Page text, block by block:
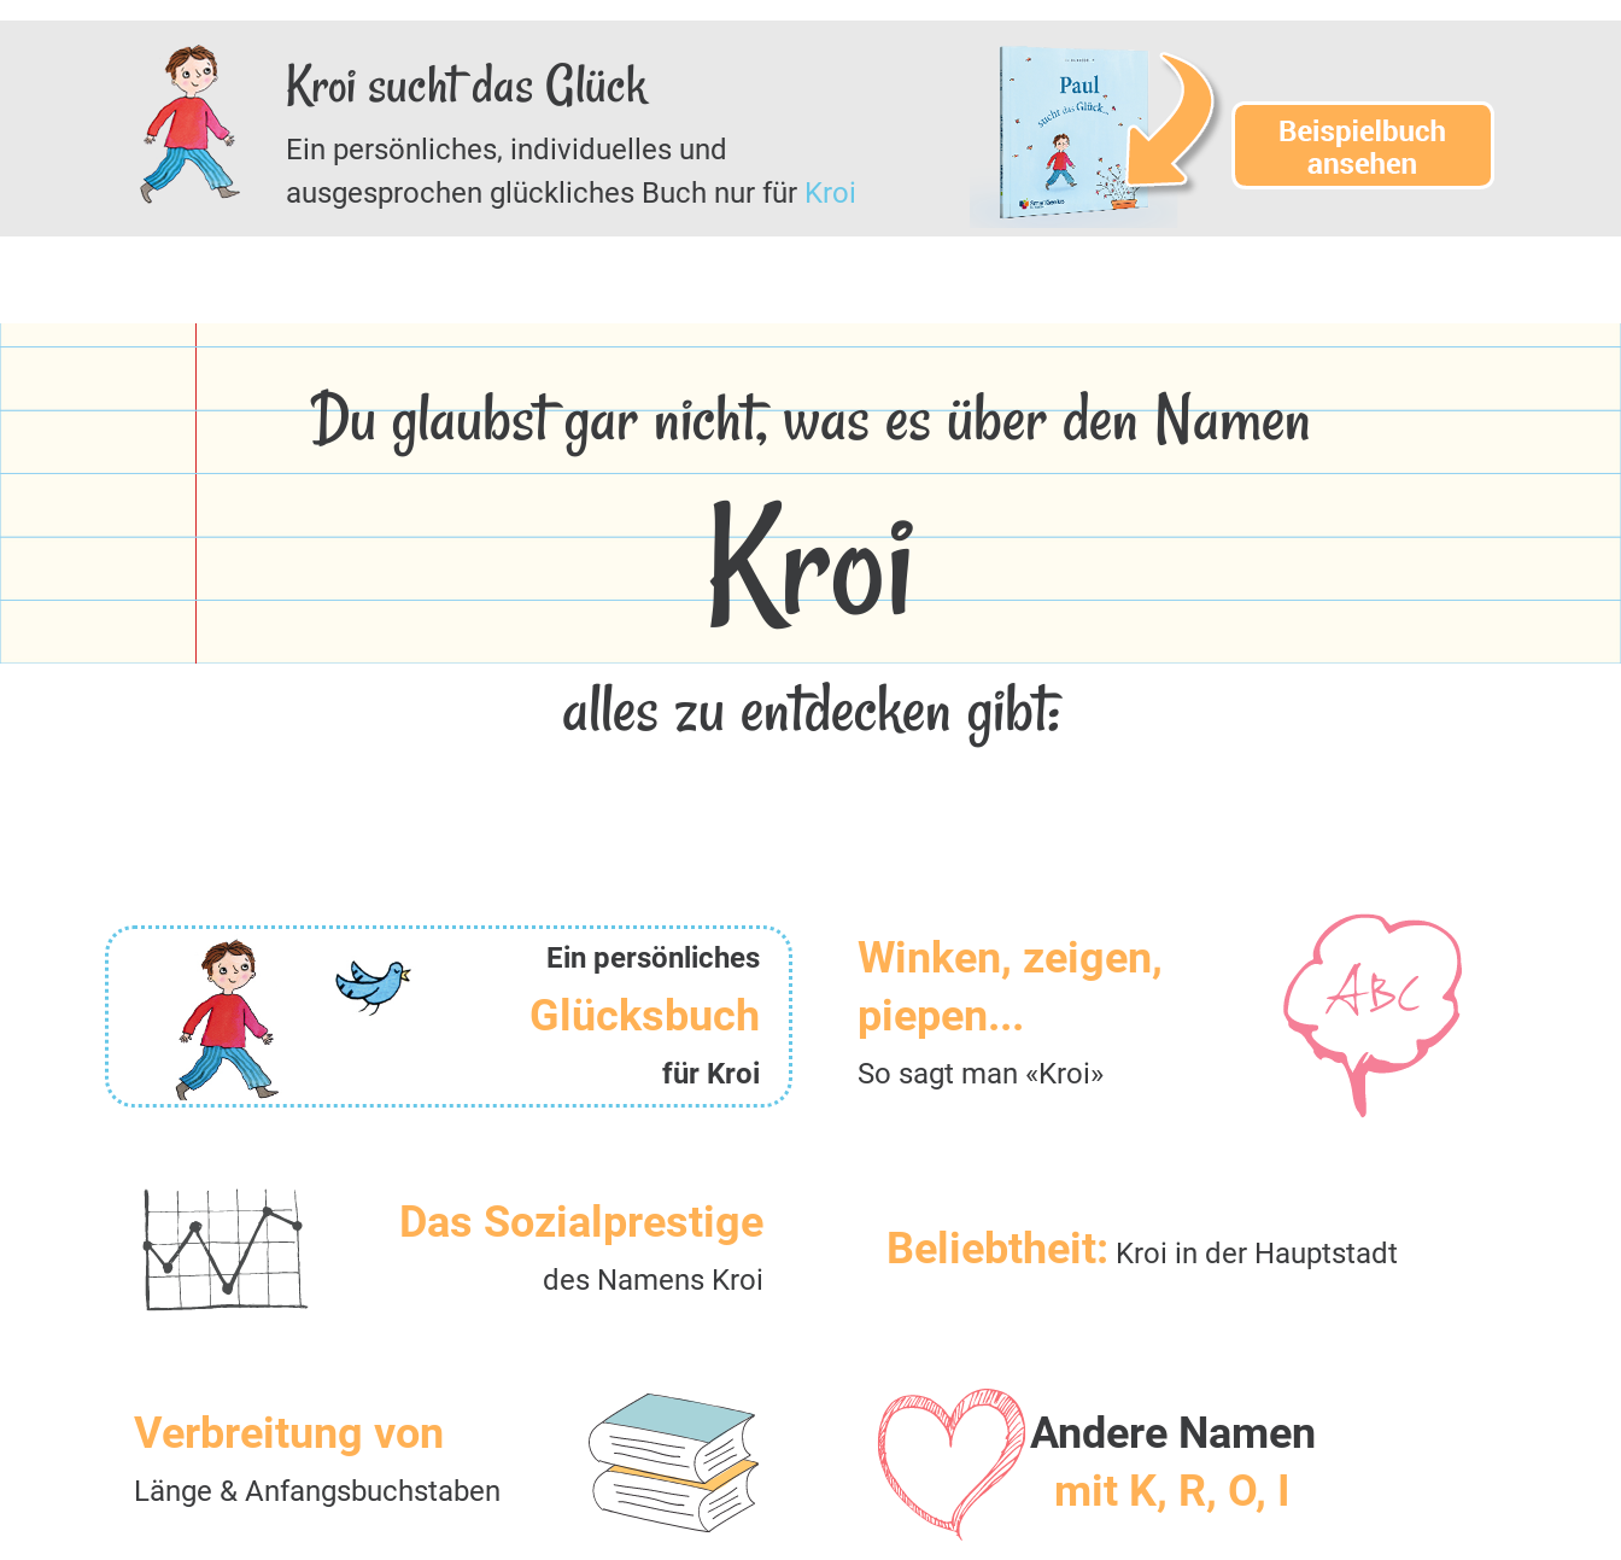
Kroi sucht das Glück
Ein persönliches, individuelles und
ausgesprochen glückliches Buch nur für Kroi
Du glaubst gar nicht, was es über den Namen
Kroi
alles zu entdecken gibt:
Ein persönliches
Glücksbuch
für Kroi
Winken, zeigen,
piepen...
So sagt man «Kroi»
Das Sozialprestige
des Namens Kroi
Beliebtheit: Kroi in der Hauptstadt
Verbreitung von
Länge & Anfangsbuchstaben
Andere Namen
mit K, R, O, I